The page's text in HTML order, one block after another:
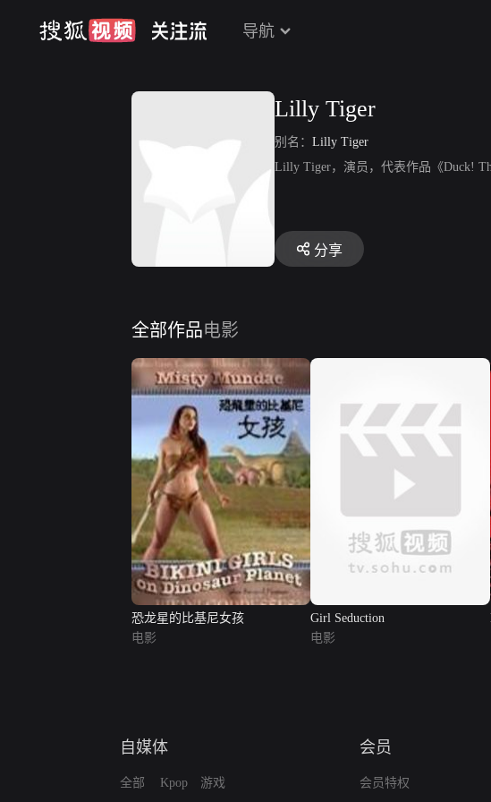
导航
Lilly Tiger
别名： Lilly Tiger
Lilly Tiger，演员，代表作品《Duck!
分享
全部作品电影
恐龙星的比基尼女孩
电影
Girl Seduction
电影
自媒体
全部 Kpop 游戏
会员
会员特权